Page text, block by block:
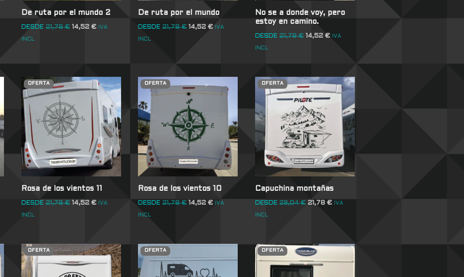
De ruta por el mundo 2
DESDE 21,78€ 14,52€ IVA
INCL
De ruta por el mundo
DESDE 21,78€ 14,52€ IVA
INCL
No se a donde voy, pero
estoy en camino.
DESDE 21,78€ 14,52 € IVA
INCL
OFERTA
Rosa de los vientos 11
DESDE 21,78€ 14,52€ IVA
INCL
OFERTA
Rosa de los vientos 10
DESDE 21,78€ 14,52€ IVA
INCL
OFERTA
Capuchina montañas
DESDE 29,04€ 21,78 € IVA
INCL
OFERTA OFERTA OFERTA